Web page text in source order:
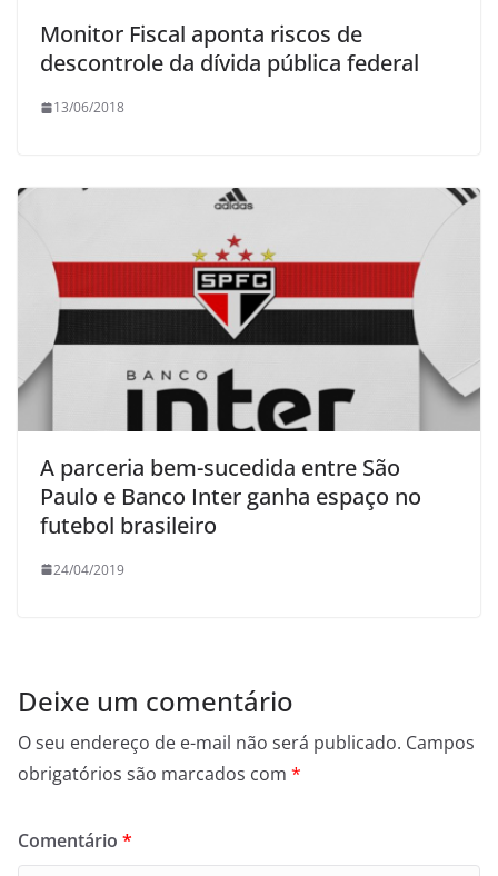
Monitor Fiscal aponta riscos de
descontrole da dívida pública federal
13/06/2018
A parceria bem-sucedida entre São
Paulo e Banco Inter ganha espaço no
futebol brasileiro
24/04/2019
Deixe um comentário
O seu endereço de e-mail não será publicado. Campos
obrigatórios são marcados com *
Comentário *